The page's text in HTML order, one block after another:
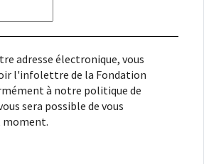
adresse électronique, vous
l'infolettre de la Fondation
à notre politique de
sera possible de vous
moment.